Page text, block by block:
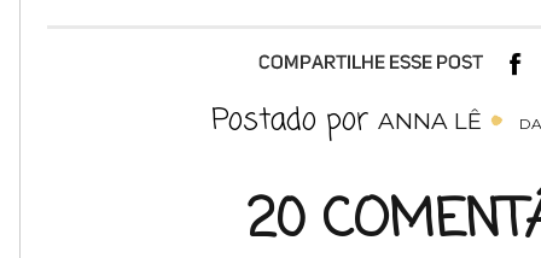
Postado por ANNA LÊ
20